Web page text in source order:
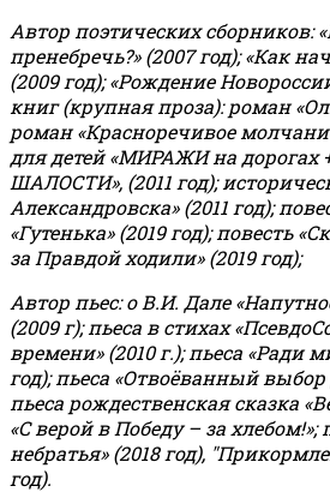
Автор поэтических сборников:
пренебречь?» (2007 год); «Как
(2009 год); «Рождение
книг (крупная проза): роман
роман «Красноречивое
для детей «МИРАЖИ на дорогах
ШАЛОСТИ», (2011 год);
Александровска» (2011 год);
«Гутенька» (2019 год); повесть
за Правдой ходили» (2019 год);
Автор пьес: о В.И. Дале
(2009 г); пьеса в стихах
времени» (2010 г.); пьеса «Ради
год); пьеса «Отвоёванный выбор
пьеса рождественская сказка
«С верой в Победу – за хлебом!»;
небратья» (2018 год),
год).